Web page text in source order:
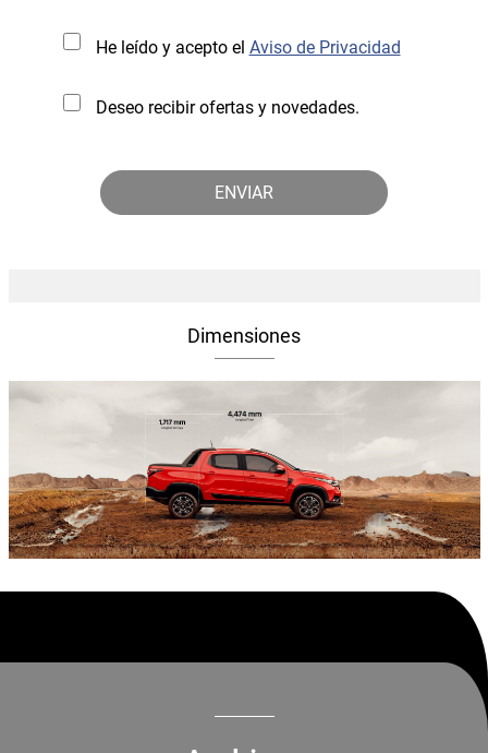
He leído y acepto el Aviso de Privacidad
Deseo recibir ofertas y novedades.
Dimensiones